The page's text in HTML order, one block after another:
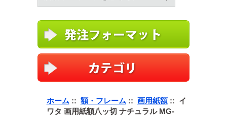
ホーム :: 額・フレーム :: 画用紙額:: イ
ワタ 画用紙額八ッ切 ナチュラル MG-